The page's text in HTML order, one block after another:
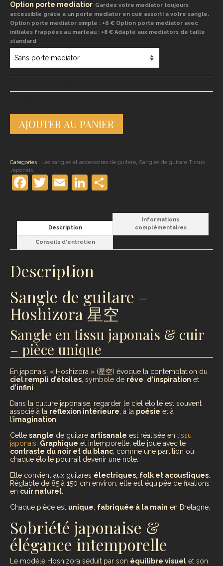
Option porte mediatior Gardez votre mediator toujours
accessible grâce à un porte mediator en cuir assorti à votre sangle.
Option porte mediator simple : +6 € Option porte mediator avec
initiales frappées au marteau : +8 € Adapté aux mediators de taille
standard
Sangle
AJOUTER AU PANIER
Catégories : Les sangles et accessoires de guitare Sangles de guitare Tissus
Japonais
Facebook
Twitter
EmailLinkedIn
Description
Informations
complémentaires
Conseils d'entretien
Description
Sangle de guitare –
Hoshizora 星空
Sangle en tissu japonais & cuir
– pièce unique
En japonais, « Hoshizora » (星空) évoque la contemplation du
ciel rempli d’étoiles , symbole de rêve d’inspiration et
d’infini
Dans la culture japonaise, regarder le ciel étoilé est souvent
associé à la réflexion intérieure , à la poésie et à
l’imagination
Cette sangle de guitare artisanale est réalisée en tissu
japonais Graphique et intemporelle, elle joue avec le
contraste du noir et du blanc , comme une partition où
chaque étoile pourrait devenir une note.
Elle convient aux guitares électriques, folk et acoustiques
Réglable de 85 à 150 cm environ, elle est équipée de fixations
en cuir naturel
Chaque pièce est unique fabriquée à la main en Bretagne.
Sobriété japonaise &
élégance intemporelle
Le modèle Hoshizora séduit par son équilibre visuel et son